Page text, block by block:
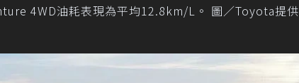
4WD油耗表現為平均12.8km/L。 圖／Toyota提供